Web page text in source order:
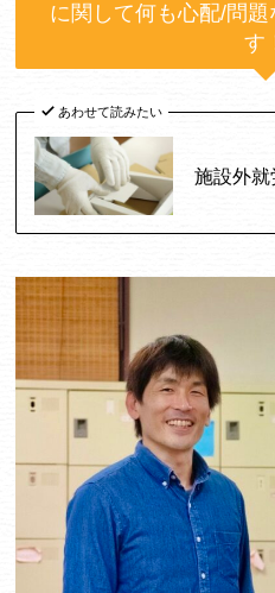
に関して何も心配/問
す
あわせて読みたい
施設外就